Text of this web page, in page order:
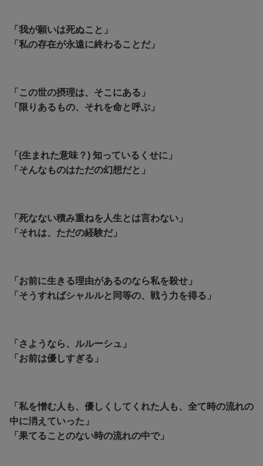
「我が願いは死ぬこと」
「私の存在が永遠に終わることだ」
「この世の摂理は、そこにある」
「限りあるもの、それを命と呼ぶ」
「(生まれた意味？) 知っているくせに」
「そんなものはただの幻想だと」
「死なない積み重ねを人生とは言わない」
「それは、ただの経験だ」
「お前に生きる理由があるのなら私を殺せ」
「そうすればシャルルと同等の、戦う力を得る」
「さようなら、ルルーシュ」
「お前は優しすぎる」
「私を憎む人も、優しくしてくれた人も、全て時の流れの
中に消えていった」
「果てることのない時の流れの中で」